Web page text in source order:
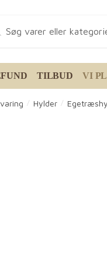
TILBUD VI
/ Hylder /